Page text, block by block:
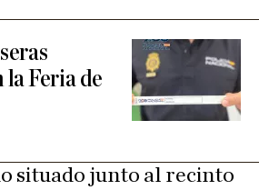
Feria de
situado junto al recinto